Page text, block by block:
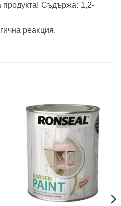
продукта! Съдържа: 1,2-
реакция.